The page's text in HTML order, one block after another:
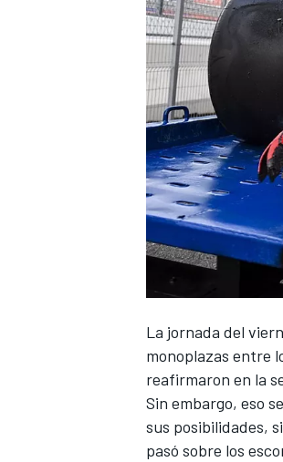
WEC
La jornada del
monoplazas entre
reafirmaron en la
Sin embargo, eso
sus posibilidades,
pasó sobre los